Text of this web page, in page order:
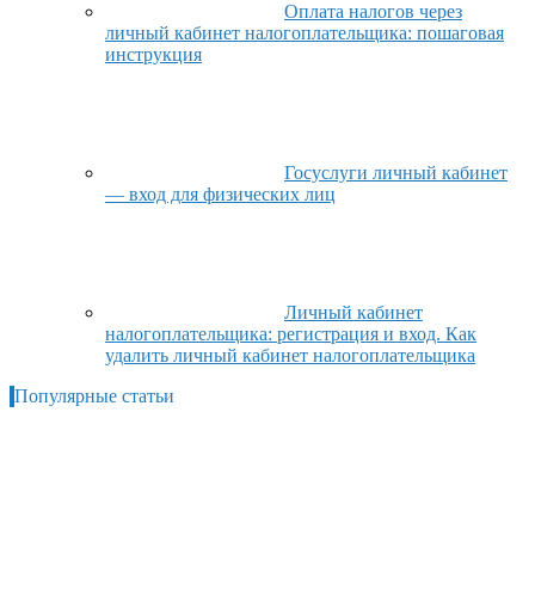
Оплата налогов через
личный кабинет налогоплательщика: пошаговая
инструкция
Госуслуги личный кабинет
— вход для физических лиц
Личный кабинет
налогоплательщика: регистрация и вход. Как
удалить личный кабинет налогоплательщика
Популярные статьи